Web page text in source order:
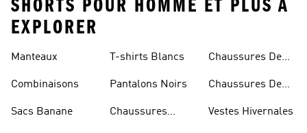
SHORTS POUR HOMME ET PLUS À
EXPLORER
Manteaux
Combinaisons
Sacs Banane
T-shirts Blancs
Pantalons Noirs
Chaussures
Chaussures De
Chaussures De
Vestes Hivernales